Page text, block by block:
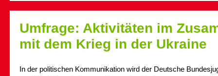
Umfrage: Aktivitäten im
mit dem Krieg in der Ukraine
In der politischen Kommunikation wird der Deutsche